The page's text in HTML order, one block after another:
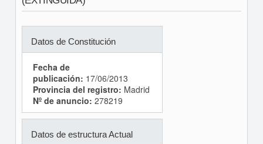
Datos de Constitución
Fecha de
publicación: 17/06/2013
Provincia del registro: Madrid
Nº de anuncio: 278219
Datos de estructura Actual